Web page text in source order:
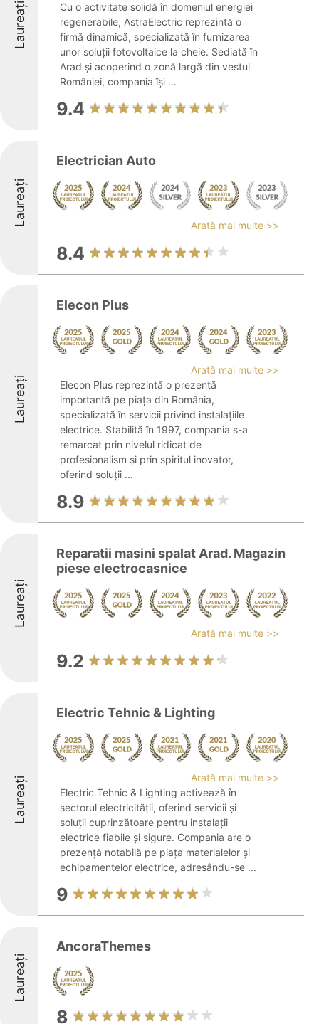
Laureați
Cu o activitate solidă în domeniul energiei
regenerabile, AstraElectric reprezintă o
firmă dinamică, specializată în furnizarea
unor soluții fotovoltaice la cheie. Sediată în
Arad și acoperind o zonă largă din vestul
României, compania își ...
9.4
Laureați
Electrician Auto
Arată mai multe >>
8.4
Laureați
Elecon Plus
Arată mai multe >>
Elecon Plus reprezintă o prezență
importantă pe piața din România,
specializată în servicii privind instalațiile
electrice. Stabilită în 1997, compania s-a
remarcat prin nivelul ridicat de
profesionalism și prin spiritul inovator,
oferind soluții ...
8.9
Laureați
Reparatii masini spalat Arad. Magazin
piese electrocasnice
Arată mai multe >>
9.2
Laureați
Electric Tehnic & Lighting
Arată mai multe >>
Electric Tehnic & Lighting activează în
sectorul electricității, oferind servicii și
soluții cuprinzătoare pentru instalații
electrice fiabile și sigure. Compania are o
prezență notabilă pe piața materialelor și
echipamentelor electrice, adresându-se ...
9
Laureați
AncoraThemes
8